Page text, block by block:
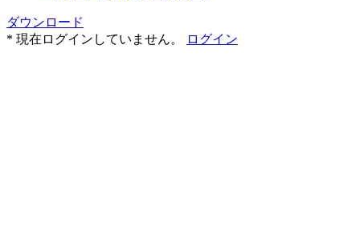
ダウンロード
* 現在ログインしていません。
ログイン